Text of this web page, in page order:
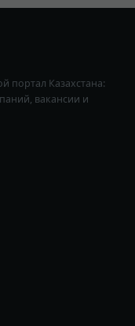
портал Казахстана:
вакансии и